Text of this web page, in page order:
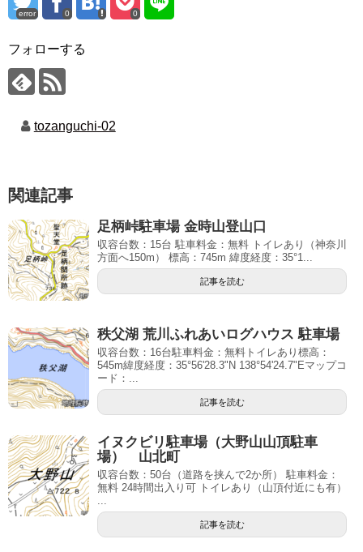
error 0 0
フォローする
tozanguchi-02
関連記事
足柄峠駐車場 金時山登山口
収容台数：15台 駐車料金：無料 トイレあり（神奈川
方面へ150m） 標高：745m 緯度経度：35°1...
記事を読む
秩父湖 荒川ふれあいログハウス 駐車場
収容台数：16台駐車料金：無料トイレあり標高：
545m緯度経度：35°56'28.3"N 138°54'24.7"Eマップコ
ード：...
記事を読む
イヌクビリ駐車場（大野山山頂駐車
場） 山北町
収容台数：50台（道路を挟んで2か所） 駐車料金：
無料 24時間出入り可 トイレあり（山頂付近にも有）
記事を読む